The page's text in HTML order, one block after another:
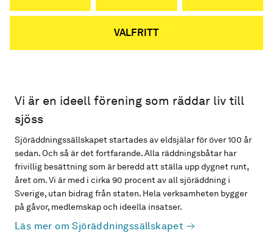
VALFRITT
Vi är en ideell förening som räddar liv till
sjöss
Sjöräddningssällskapet startades av eldsjälar för över 100 år
sedan. Och så är det fortfarande. Alla räddningsbåtar har
frivillig besättning som är beredd att ställa upp dygnet runt,
året om. Vi är med i cirka 90 procent av all sjöräddning i
Sverige, utan bidrag från staten. Hela verksamheten bygger
på gåvor, medlemskap och ideella insatser.
Läs mer om Sjöräddningssällskapet